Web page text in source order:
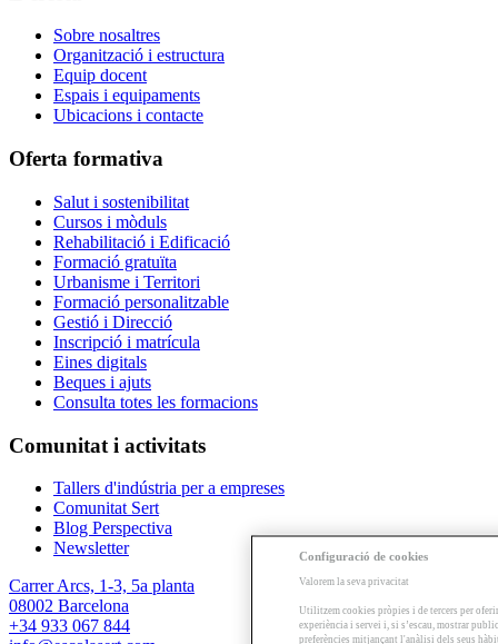
Sobre nosaltres
Organització i estructura
Equip docent
Espais i equipaments
Ubicacions i contacte
Oferta formativa
Salut i sostenibilitat
Cursos i mòduls
Rehabilitació i Edificació
Formació gratuïta
Urbanisme i Territori
Formació personalitzable
Gestió i Direcció
Inscripció i matrícula
Eines digitals
Beques i ajuts
Consulta totes les formacions
Comunitat i activitats
Tallers d'indústria per a empreses
Comunitat Sert
Blog Perspectiva
Newsletter
Carrer Arcs, 1-3, 5a planta
08002 Barcelona
+34 933 067 844
Configuració de cookies
Valorem la seva privacitat
Utilitzem cookies pròpies i de tercers per
experiència i servei i, si s’escau, mostrar
preferències mitjançant l'anàlisi dels seus